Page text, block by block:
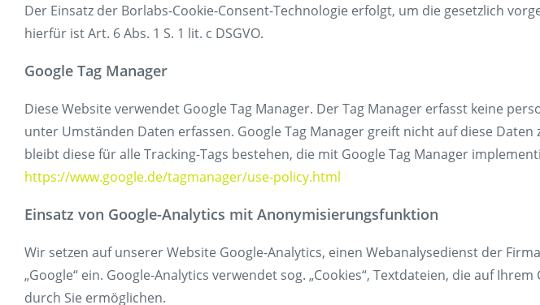
Der Einsatz der Borlabs-Cookie-Consent-Technologie erfolgt, um die gesetzlich
hierfür ist Art. 6 Abs. 1 S. 1 lit. c DSGVO.
Google Tag Manager
Diese Website verwendet Google Tag Manager. Der Tag Manager erfasst keine
unter Umständen Daten erfassen. Google Tag Manager greift nicht auf diese
bleibt diese für alle Tracking-Tags bestehen, die mit Google Tag Manager
https://www.google.de/tagmanager/use-policy.html
Einsatz von Google-Analytics mit Anonymisierungsfunktion
Wir setzen auf unserer Website Google-Analytics, einen Webanalysedienst der
„Google“ ein. Google-Analytics verwendet sog. „Cookies“, Textdateien, die auf
durch Sie ermöglichen.